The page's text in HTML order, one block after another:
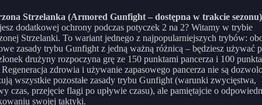
Strzelanka (Armored Gunfight – dostępna w trakcie
dodatkowej ochrony podczas potyczek 2 na 2? Witamy w trybie
Strzelanki. To wariant jednego z najpopularniejszych trybów:
zasady trybu Gunfight z jedną ważną różnicą – będziesz używać
drużyny rozpoczyna grę ze 150 punktami pancerza i 100
zdrowia i używanie zapasowego pancerza nie są
wszystkie pozostałe zasady trybu Gunfight (warunki zwycięstwa,
czas, przejęcie flagi po upływie czasu), ale pamiętajcie o
swojej taktyki.